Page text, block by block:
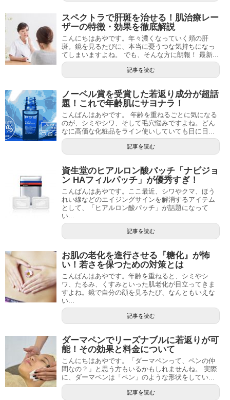
スペクトラで肝斑を治せる！肌治療レー
ザーの特徴・効果を徹底解説
こんにちはあやです。年々濃くなっていく頬の肝
斑。鏡を見るたびに、本当に憂うつな気持ちになっ
てしまいますよね。 でも、そんな方に朗報！ 最新...
記事を読む
ノーベル賞を受賞した若返り成分が超話
題！これで年齢肌にサヨナラ！
こんばんはあやです。 年齢を重ねるごとに気になる
のが、シミやシワ、そして毛穴悩みですよね。どん
なに高価な化粧品をライン使いしていても日に日...
記事を読む
資生堂のヒアルロン酸パッチ「ナビジョ
ン HAフィルパッチ」が優秀すぎ！
こんばんはあやです。ここ最近、シワやクマ、ほう
れい線などのエイジングサインを解消するアイテム
として、「ヒアルロン酸パッチ」が話題になって
い...
記事を読む
お肌の老化を進行させる『糖化』が怖
い！若さを保つための対策とは
こんばんはあやです。年齢を重ねると、シミやシ
ワ、たるみ、くすみといった肌老化が目立ってきま
すよね。鏡で自分の顔を見るたび、なんともいえな
い...
記事を読む
ダーマペンでリーズナブルに若返りが可
能！その効果と料金について
こんにちはあやです。「ダーマペンって、ペンの仲
間なの？」と思う方もいるかもしれませんね。 実際
に、ダーマペンは「ペン」のような形状をしてい...
記事を読む